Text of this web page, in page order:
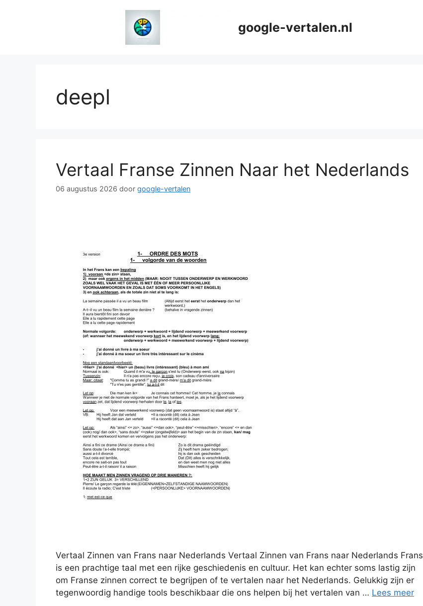
google-vertalen.nl
deepl
Vertaal Franse Zinnen Naar het Nederlands
06 augustus 2026 door google-vertalen
Vertaal Zinnen van Frans naar Nederlands Vertaal Zinnen van Frans naar Nederlands Frans
is een prachtige taal met een rijke geschiedenis en cultuur. Het kan echter soms lastig zijn
om Franse zinnen correct te begrijpen of te vertalen naar het Nederlands. Gelukkig zijn er
tegenwoordig handige tools beschikbaar die ons helpen bij het vertalen van … Lees meer